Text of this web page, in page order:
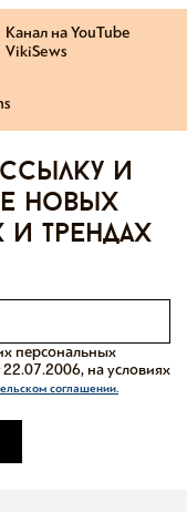
Канал на YouTube
VikiSews
и
новых
и трендах
персональных
на условиях
соглашении.